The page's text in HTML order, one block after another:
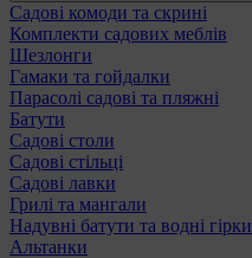
Садові комоди та скрині
Комплекти садових меблів
Шезлонги
Гамаки та гойдалки
Парасолі садові та пляжні
Батути
Садові столи
Садові стільці
Садові лавки
Грилі та мангали
Надувні батути та водні гірки
Альтанки